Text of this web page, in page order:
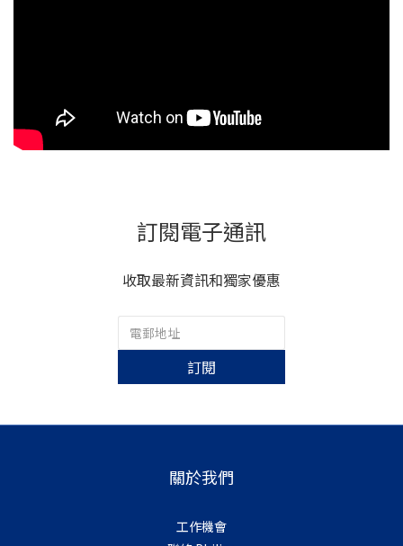
訂閱電子通訊
收取最新資訊和獨家優惠
訂閱
關於我們
工作機會